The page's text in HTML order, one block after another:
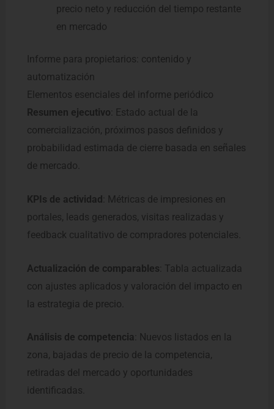
precio neto y reducción del tiempo restante
en mercado
Informe para propietarios: contenido y
automatización
Elementos esenciales del informe periódico
Resumen ejecutivo : Estado actual de la
comercialización, próximos pasos definidos y
probabilidad estimada de cierre basada en señales
de mercado.
KPIs de actividad : Métricas de impresiones en
portales, leads generados, visitas realizadas y
feedback cualitativo de compradores potenciales.
Actualización de comparables : Tabla actualizada
con ajustes aplicados y valoración del impacto en
la estrategia de precio.
Análisis de competencia : Nuevos listados en la
zona, bajadas de precio de la competencia,
retiradas del mercado y oportunidades
identificadas.